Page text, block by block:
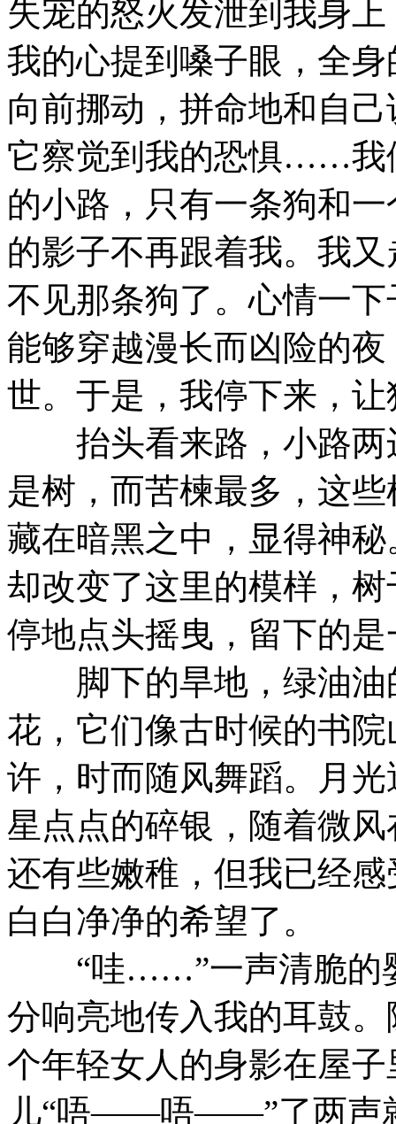
失宠的怒火发泄到我身
我的心提到嗓子眼，全
向前挪动，拼命地和自
它察觉到我的恐惧……我
的小路，只有一条狗和
的影子不再跟着我。我
不见那条狗了。心情一
能够穿越漫长而凶险的
世。于是，我停下来，
抬头看来路，小路两
是树，而苦楝最多，这
藏在暗黑之中，显得神
却改变了这里的模样，
停地点头摇曳，留下的
脚下的旱地，绿油油
花，它们像古时候的书
许，时而随风舞蹈。月
星点点的碎银，随着微
还有些嫩稚，但我已经
白白净净的希望了。
“哇……”一声清脆的婴
分响亮地传入我的耳鼓
个年轻女人的身影在屋
儿“唔——唔——”了两声